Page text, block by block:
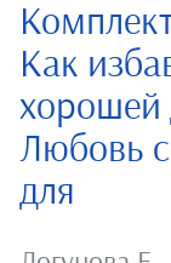
Как
хорошей
Любовь
для